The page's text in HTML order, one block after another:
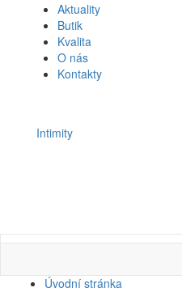
Aktuality
Butik
Kvalita
O nás
Kontakty
Intimity
Úvodní stránka